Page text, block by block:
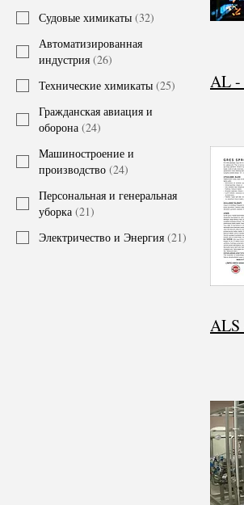
Судовые химикаты (32)
Автоматизированная
индустрия (26)
Технические химикаты (25)
Гражданская авиация и
оборона (24)
Машиностроение и
производство (24)
Персональная и генеральная
уборка (21)
Электричество и Энергия (21)